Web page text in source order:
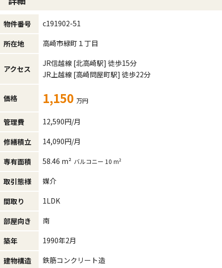
物件番号 c191902-51
所在地 高崎市緑町１丁目
アクセス
JR信越線 [北高崎駅] 徒歩15分
JR上越線 [高崎問屋町駅] 徒歩22分
価格 1,150 万円
管理費 12,590円/月
修繕積立 14,090円/月
専有面積 58.46 m² バルコニー 10 m²
取引態様 媒介
間取り 1LDK
部屋向き 南
築年 1990年2月
建物構造 鉄筋コンクリート造